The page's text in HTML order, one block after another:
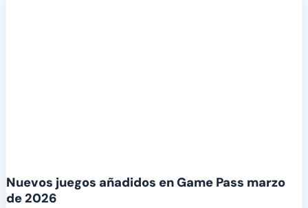
Nuevos juegos añadidos en Game Pass marzo
de 2026